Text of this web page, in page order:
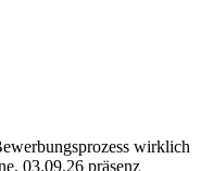
wirklich
03.09.26 präsenz